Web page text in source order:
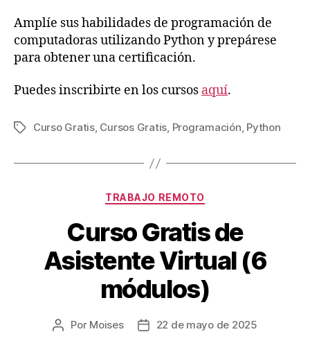
Amplíe sus habilidades de programación de
computadoras utilizando Python y prepárese
para obtener una certificación.
Puedes inscribirte en los cursos aquí.
Etiquetas
Curso Gratis, Cursos Gratis, Programación, Python
Categorías
TRABAJO REMOTO
Curso Gratis de
Asistente Virtual (6
módulos)
Autor
Por Moises
Fecha22 de mayo de 2025